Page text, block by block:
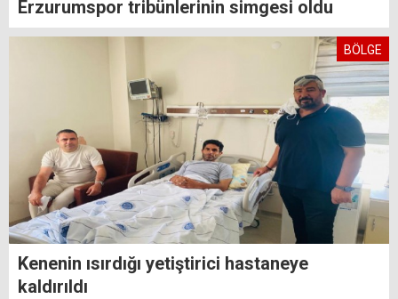
Erzurumspor tribünlerinin simgesi oldu
BÖLGE
Kenenin ısırdığı yetiştirici hastaneye
kaldırıldı